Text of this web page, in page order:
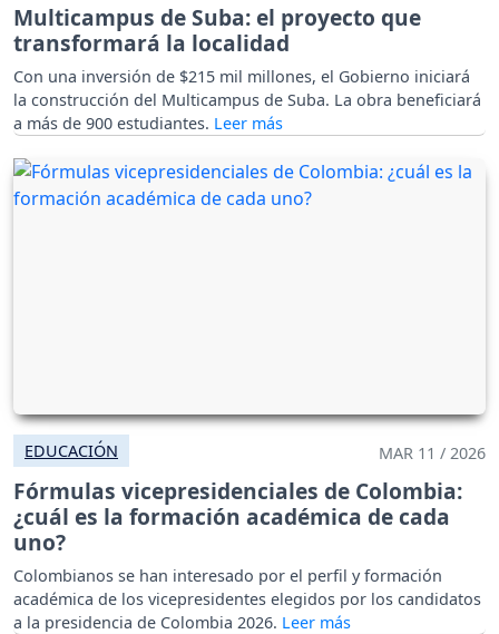
Multicampus de Suba: el proyecto que
transformará la localidad
Con una inversión de $215 mil millones, el Gobierno iniciará
la construcción del Multicampus de Suba. La obra beneficiará
a más de 900 estudiantes.
EDUCACIÓN MAR 11 / 2026
Fórmulas vicepresidenciales de Colombia:
¿cuál es la formación académica de cada
uno?
Colombianos se han interesado por el perfil y formación
académica de los vicepresidentes elegidos por los candidatos
a la presidencia de Colombia 2026.